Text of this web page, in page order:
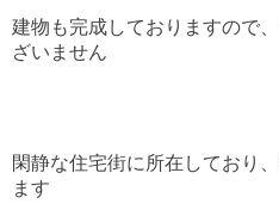
建物も完成しておりますので
ざいません
閑静な住宅街に所在しており
ます